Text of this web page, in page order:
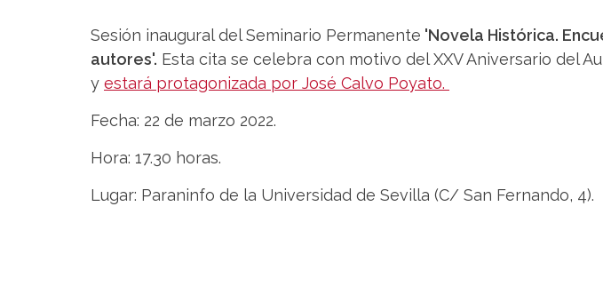
Sesión inaugural del Seminario Permanente 'Novela Histórica.
autores'. Esta cita se celebra con motivo del XXV Aniversario del
y estará protagonizada por José Calvo Poyato.
Fecha: 22 de marzo 2022.
Hora: 17.30 horas.
Lugar: Paraninfo de la Universidad de Sevilla (C/ San Fernando, 4).